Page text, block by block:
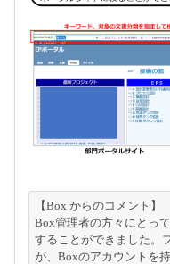
【Box からのコメント】
Box管理者の方々にとっ
することができました。
が、Boxのアカウントを